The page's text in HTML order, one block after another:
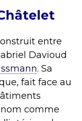
entre
Davioud
. Sa
fait face au
comme